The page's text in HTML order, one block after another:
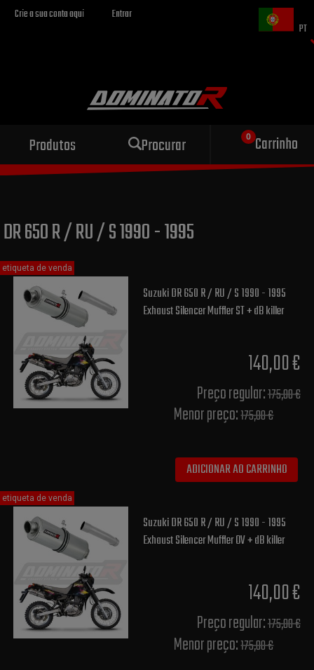
Crie a sua conta aqui
Entrar
PT
Produtos Procurar Carrinho
Escape esportivo
para sua motocicleta
DR 650 R / RU / S 1990 - 1995
Suzuki DR 650 R / RU / S 1990 - 1995
Exhaust Silencer Muffler ST + dB killer
140,00 €
Preço regular:175,00 €
Menor preço:175,00 €
ADICIONAR AO CARRINHO
etiqueta de venda
Suzuki DR 650 R / RU / S 1990 - 1995
Exhaust Silencer Muffler OV + dB killer
140,00 €
Preço regular:175,00 €
Menor preço:175,00 €
etiqueta de venda